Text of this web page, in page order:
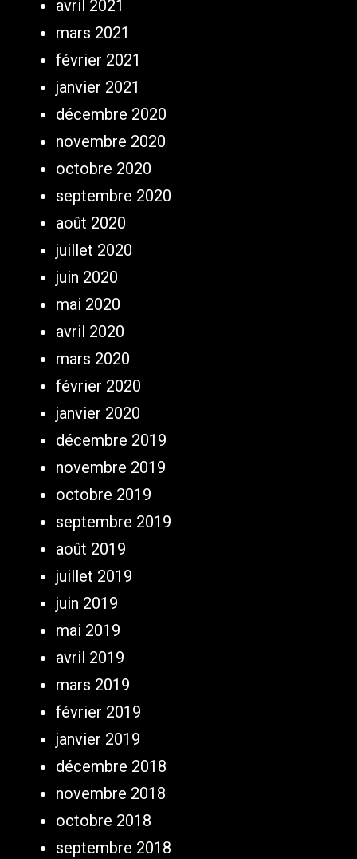
avril 2021
mars 2021
février 2021
janvier 2021
décembre 2020
novembre 2020
octobre 2020
septembre 2020
août 2020
juillet 2020
juin 2020
mai 2020
avril 2020
mars 2020
février 2020
janvier 2020
décembre 2019
novembre 2019
octobre 2019
septembre 2019
août 2019
juillet 2019
juin 2019
mai 2019
avril 2019
mars 2019
février 2019
janvier 2019
décembre 2018
novembre 2018
octobre 2018
septembre 2018